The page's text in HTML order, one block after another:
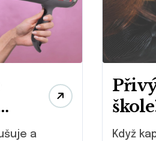
Když kapesné nestačí, studenti